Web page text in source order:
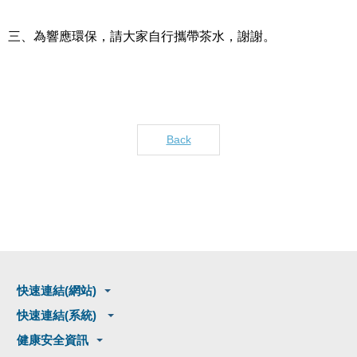
三、為響應環保，請大家自行攜帶茶水，謝謝。
Back
快速連結(網站)
快速連結(系統)
健康安全資訊